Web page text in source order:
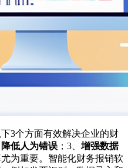
3个方面有效解决企业的财
降低人为错误 ；3、 增强数据
为重要。智能化财务报销软